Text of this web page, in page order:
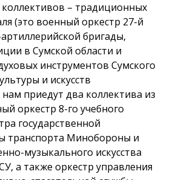
коллективов – традиционных
(это военный оркестр 27-й
бригады,
в Сумской области и
инструментов Сумского
и искусств
приедут два коллектива из
оркестр 8-го учебного
государственной
транспорта Минобороны и
музыкального искусства
а также оркестр управления